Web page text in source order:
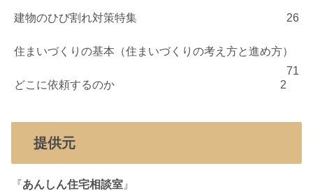
建物のひび割れ対策特集 26
住まいづくりの基本（住まいづくりの考え方と進め方）
71
どこに依頼するのか
2
提供元
『あんしん住宅相談室 』